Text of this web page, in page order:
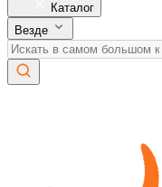
Каталог
Везде